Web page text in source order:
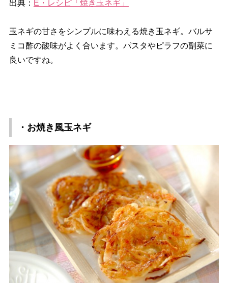
出典： E・レシピ「焼き玉ネギ」
玉ネギの甘さをシンプルに味わえる焼き玉ネギ。バルサ
ミコ酢の酸味がよく合います。パスタやピラフの副菜に
良いですね。
・お焼き風玉ネギ